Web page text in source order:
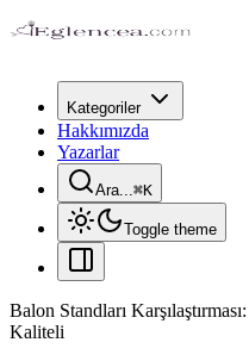
Kategoriler
Hakkımızda
Yazarlar
Ara...⌘K
Toggle theme
Balon Standları
Kaliteli